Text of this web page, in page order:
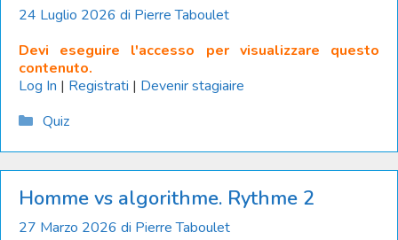
24 Luglio 2026 di Pierre Taboulet
Devi eseguire l'accesso per visualizzare questo
contenuto.
Log In | Registrati | Devenir stagiaire
Catégories
Quiz
Homme vs algorithme. Rythme 2
27 Marzo 2026 di Pierre Taboulet